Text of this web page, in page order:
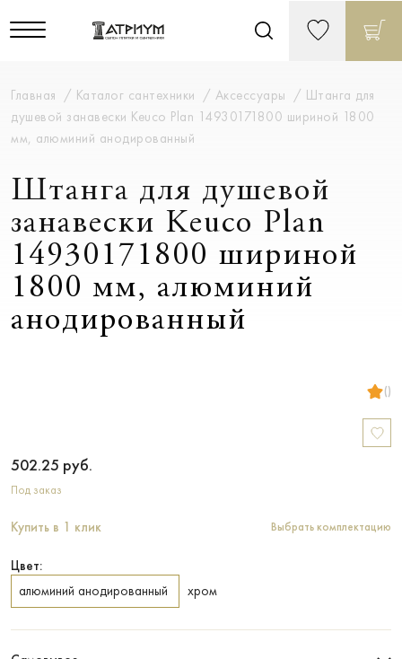
Главная Каталог сантехники Аксессуары
Штанга для
душевой занавески Keuco Plan 14930171800 шириной 1800
мм, алюминий анодированный
Штанга для душевой
занавески Keuco Plan
14930171800 шириной
1800 мм, алюминий
анодированный
()
502.25 руб.
Под заказ
Купить в 1 клик Выбрать комплектацию
Цвет:
алюминий анодированный
хром